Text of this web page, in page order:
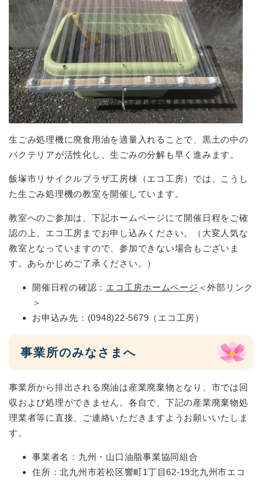
生ごみ処理機に廃食用油を適量入れることで、黒土の中の
バクテリアが活性化し、生ごみの分解も早く進みます。
飯塚市リサイクルプラザ工房棟（エコ工房）では、こうし
た生ごみ処理機の教室を開催しています。
教室へのご参加は、下記ホームページにて開催日程をご確
認の上、エコ工房までお申し込みください。（大変人気な
教室となっていますので、参加できない場合もございま
す。あらかじめご了承ください。）
開催日程の確認： エコ工房ホームページ ＜外部リンク
＞
お申込み先：(0948)22-5679（エコ工房）
事業所のみなさまへ
事業所から排出される廃油は産業廃棄物となり、市では回
収および処理ができません。各自で、下記の産業廃棄物処
理業者等に直接、ご連絡いただきますようお願いいたしま
す。
事業者名：九州・山口油脂事業協同組合
住所：北九州市若松区響町1丁目62-19北九州市エコ